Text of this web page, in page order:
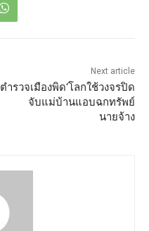
Next article
ตำรวจเมืองพิด‘โลกใช้วงจรปิด
จับแม่บ้านแอบฉกทรัพย์
นายจ้าง